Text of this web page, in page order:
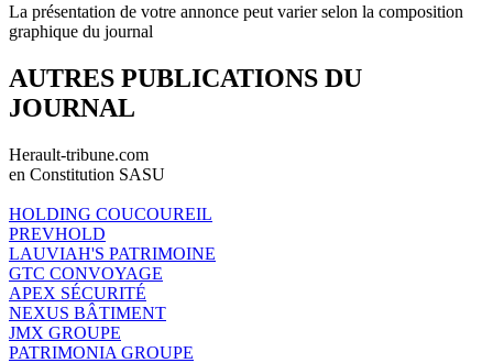
La présentation de votre annonce peut varier selon la composition
graphique du journal
AUTRES PUBLICATIONS DU
JOURNAL
Herault-tribune.com
en Constitution SASU
HOLDING COUCOUREIL
PREVHOLD
LAUVIAH'S PATRIMOINE
GTC CONVOYAGE
APEX SÉCURITÉ
NEXUS BÂTIMENT
JMX GROUPE
PATRIMONIA GROUPE